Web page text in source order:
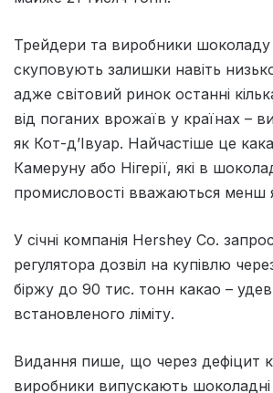
Трейдери та виробники
скуповують залишки навіть
адже світовий ринок останні
від поганих врожаїв у країнах –
як Кот-д’Івуар. Найчастіше це
Камеруну або Нігерії, які в
промисловості вважаються менш
У січні компанія Hershey Co.
регулятора дозвіл на купівлю
біржу до 90 тис. тонн какао –
встановленого ліміту.
Видання пише, що через дефіцит
виробники випускають